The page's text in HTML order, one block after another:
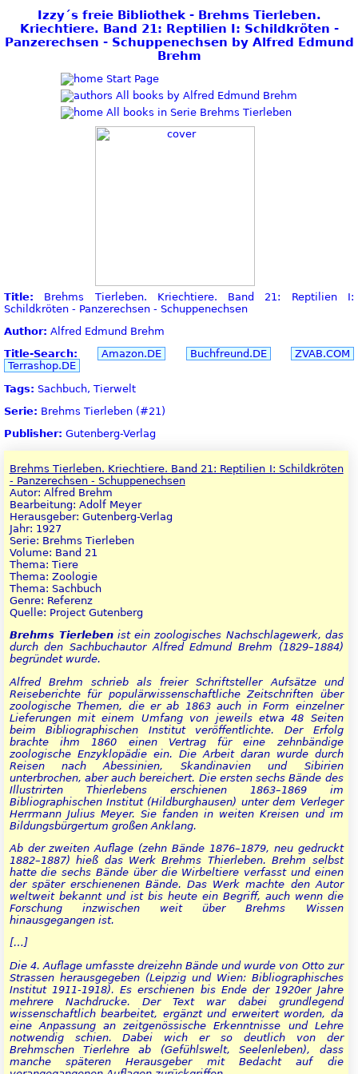
Izzy´s freie Bibliothek - Brehms Tierleben.
Kriechtiere. Band 21: Reptilien I: Schildkröten -
Panzerechsen - Schuppenechsen by Alfred Edmund
Brehm
Start Page
All books by Alfred Edmund Brehm
All books in Serie Brehms Tierleben
Title: Brehms Tierleben. Kriechtiere. Band 21: Reptilien I:
Schildkröten - Panzerechsen - Schuppenechsen
Author: Alfred Edmund Brehm
Title-Search:
Amazon.DE Buchfreund.DE
ZVAB.COM
Terrashop.DE
Tags: Sachbuch, Tierwelt
Serie: Brehms Tierleben (#21)
Publisher: Gutenberg-Verlag
Brehms Tierleben. Kriechtiere. Band 21: Reptilien I: Schildkröten
- Panzerechsen - Schuppenechsen
Autor: Alfred Brehm
Bearbeitung: Adolf Meyer
Herausgeber: Gutenberg-Verlag
Jahr: 1927
Serie: Brehms Tierleben
Volume: Band 21
Thema: Tiere
Thema: Zoologie
Thema: Sachbuch
Genre: Referenz
Quelle: Project Gutenberg
Brehms Tierlebenist ein zoologisches Nachschlagewerk, das
durch den Sachbuchautor Alfred Edmund Brehm (1829–1884)
begründet wurde.
Alfred Brehm schrieb als freier Schriftsteller Aufsätze und
Reiseberichte für populärwissenschaftliche Zeitschriften über
zoologische Themen, die er ab 1863 auch in Form einzelner
Lieferungen mit einem Umfang von jeweils etwa 48 Seiten
beim Bibliographischen Institut veröffentlichte. Der Erfolg
brachte ihm 1860 einen Vertrag für eine zehnbändige
zoologische Enzyklopädie ein. Die Arbeit daran wurde durch
Reisen nach Abessinien, Skandinavien und Sibirien
unterbrochen, aber auch bereichert. Die ersten sechs Bände des
Illustrirten Thierlebens erschienen 1863–1869 im
Bibliographischen Institut (Hildburghausen) unter dem Verleger
Herrmann Julius Meyer. Sie fanden in weiten Kreisen und im
Bildungsbürgertum großen Anklang.
Ab der zweiten Auflage (zehn Bände 1876–1879, neu gedruckt
1882–1887) hieß das Werk Brehms Thierleben. Brehm selbst
hatte die sechs Bände über die Wirbeltiere verfasst und einen
der später erschienenen Bände. Das Werk machte den Autor
weltweit bekannt und ist bis heute ein Begriff, auch wenn die
Forschung inzwischen weit über Brehms Wissen
hinausgegangen ist.
[…]
Die 4. Auflage umfasste dreizehn Bände und wurde von Otto zur
Strassen herausgegeben (Leipzig und Wien: Bibliographisches
Institut 1911-1918). Es erschienen bis Ende der 1920er Jahre
mehrere Nachdrucke. Der Text war dabei grundlegend
wissenschaftlich bearbeitet, ergänzt und erweitert worden, da
eine Anpassung an zeitgenössische Erkenntnisse und Lehre
notwendig schien. Dabei wich er so deutlich von der
Brehmschen Tierlehre ab (Gefühlswelt, Seelenleben), dass
manche späteren Herausgeber mit Bedacht auf die